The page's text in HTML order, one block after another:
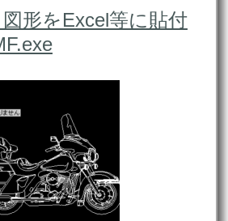
形をExcel等に貼付